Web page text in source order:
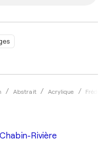
Abstrait Acrylique
Rivière